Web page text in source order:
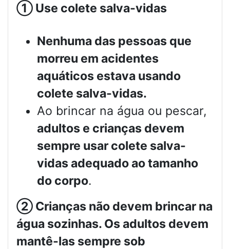
① Use colete salva-vidas
Nenhuma das pessoas que
morreu em acidentes
aquáticos estava usando
colete salva-vidas.
Ao brincar na água ou pescar,
adultos e crianças devem
sempre usar colete salva-
vidas adequado ao tamanho
do corpo.
② Crianças não devem brincar na
água sozinhas. Os adultos devem
mantê-las sempre sob